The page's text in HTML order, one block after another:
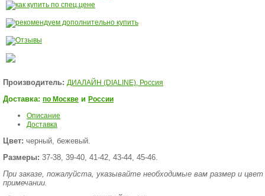
Производитель: ДИАЛАЙН (DIALINE), Россия
Доставка: по Москве и России
Описание
Доставка
Цвет: черный, бежевый.
Размеры: 37-38, 39-40, 41-42, 43-44, 45-46.
При заказе, пожалуйста, указывайте необходимые вам размер и цвет
примечании.